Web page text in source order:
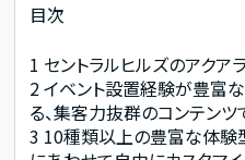
目次
1 セントラルヒルズのアク
2イベント設置経験が豊富
る、集客力抜群のコンテンツ
3 10種類以上の豊富な体験